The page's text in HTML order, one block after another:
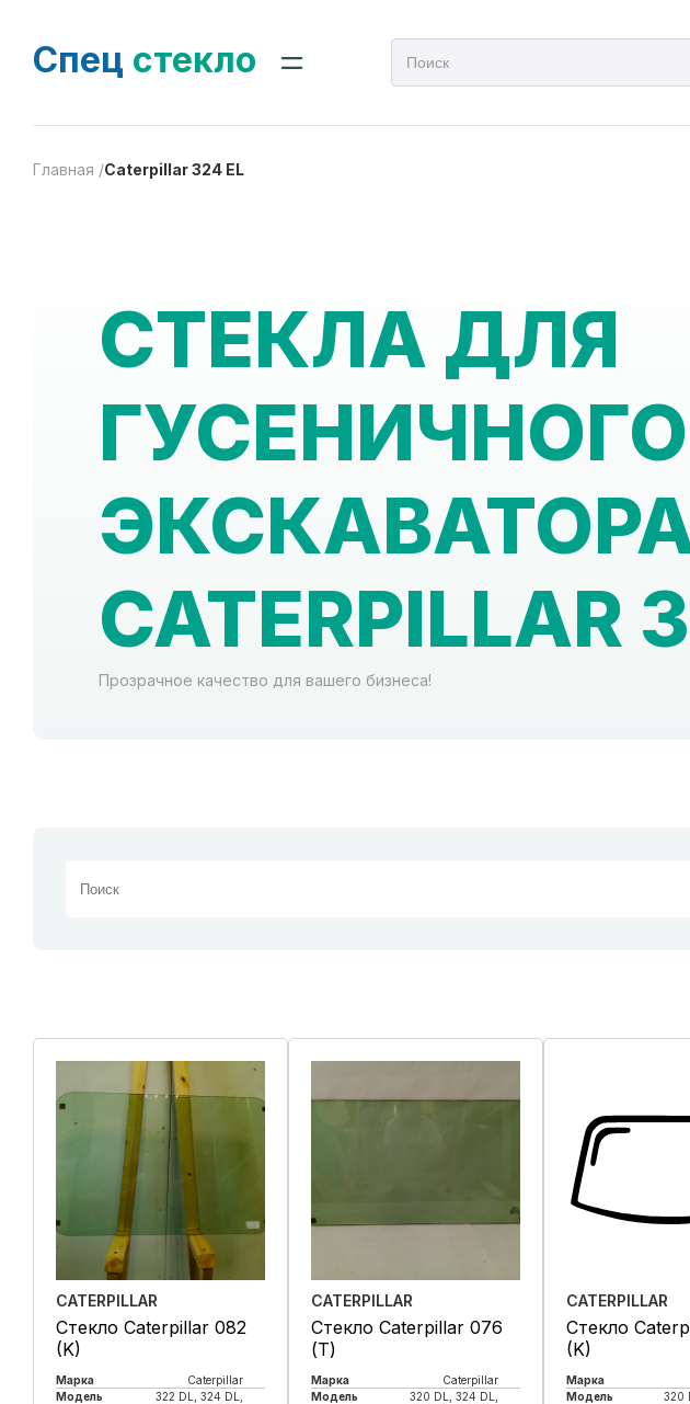
Спец стекло
Главная /Caterpillar 324 EL
СТЕКЛА ДЛЯ
ГУСЕНИЧНОГО
CATERPILLAR
Прозрачное качество для вашего бизнеса!
CATERPILLAR
Стекло Caterpillar 082
(K)
Марка
Caterpillar
Модель
322 DL, 324 DL,
CATERPILLAR
Стекло Caterpillar 076
(Т)
Марка
Caterpillar
Модель
320 DL, 324 DL,
CATERPILLAR
Стекло
(K)
Марка
Модель
320